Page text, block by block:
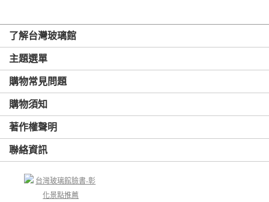
了解台灣玻璃館
主題選單
購物常見問題
購物須知
著作權聲明
聯絡資訊